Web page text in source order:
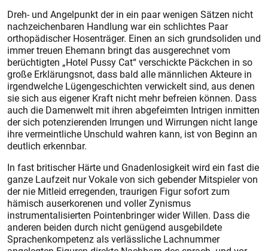
Dreh- und Angelpunkt der in ein paar wenigen Sätzen nicht
nachzeichenbaren Handlung war ein schlichtes Paar
orthopädischer Hosenträger. Einen an sich grundsoliden und
immer treuen Ehemann bringt das ausgerechnet vom
berüchtigten „Hotel Pussy Cat“ verschickte Päckchen in so
große Erklärungsnot, dass bald alle männlichen Akteure in
irgendwelche Lügengeschichten verwickelt sind, aus denen
sie sich aus eigener Kraft nicht mehr befreien können. Dass
auch die Damenwelt mit ihren abgefeimten Intrigen inmitten
der sich potenzierenden Irrungen und Wirrungen nicht lange
ihre vermeintliche Unschuld wahren kann, ist von Beginn an
deutlich erkennbar.
In fast britischer Härte und Gnadenlosigkeit wird ein fast die
ganze Laufzeit nur Vokale von sich gebender Mitspieler von
der nie Mitleid erregenden, traurigen Figur sofort zum
hämisch auserkorenen und voller Zynismus
instrumentalisierten Pointenbringer wider Willen. Dass die
anderen beiden durch nicht genügend ausgebildete
Sprachenkompetenz als verlässliche Lachnummer